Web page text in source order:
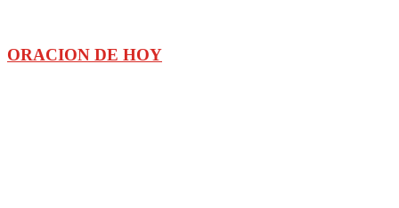
ORACION DE HOY